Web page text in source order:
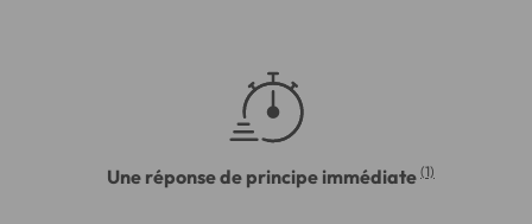
Une réponse de principe immédiate (1)